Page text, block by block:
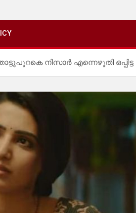
നിസാർ എന്നെഴുതി